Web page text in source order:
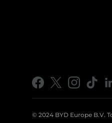
©️ 2024 BYD Europe B.V.